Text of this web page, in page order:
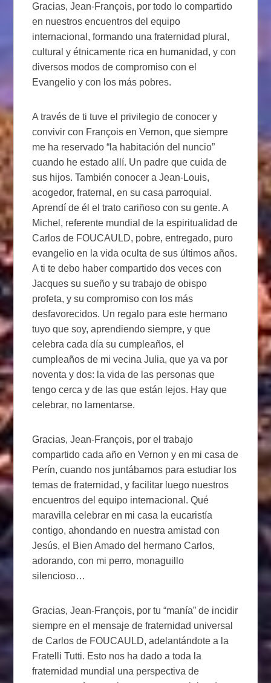
Gracias, Jean-François, por todo lo compartido
en nuestros encuentros del equipo
internacional, formando una fraternidad plural,
cultural y étnicamente rica en humanidad, y con
diversos modos de compromiso con el
Evangelio y con los más pobres.
A través de ti tuve el privilegio de conocer y
convivir con François en Vernon, que siempre
me ha reservado “la habitación del nuncio”
cuando he estado allí. Un padre que cuida de
sus hijos. También conocer a Jean-Louis,
acogedor, fraternal, en su casa parroquial.
Aprendí de él el trato cariñoso con su gente. A
Michel, referente mundial de la espiritualidad de
Carlos de FOUCAULD, pobre, entregado, puro
evangelio en la vida oculta de sus últimos años.
A ti te debo haber compartido dos veces con
Jacques su sueño y su trabajo de obispo
profeta, y su compromiso con los más
desfavorecidos. Un regalo para este hermano
tuyo que soy, aprendiendo siempre, y que
celebra cada día su cumpleaños, el
cumpleaños de mi vecina Julia, que ya va por
noventa y dos: la vida de las personas que
tengo cerca y de las que están lejos. Hay que
celebrar, no lamentarse.
Gracias, Jean-François, por el trabajo
compartido cada año en Vernon y en mi casa de
Perín, cuando nos juntábamos para estudiar los
temas de fraternidad, y facilitar luego nuestros
encuentros del equipo internacional. Qué
maravilla celebrar en mi casa la eucaristía
contigo, ahondando en nuestra amistad con
Jesús, el Bien Amado del hermano Carlos,
adorando, con mi perro, monaguillo
silencioso…
Gracias, Jean-François, por tu “manía” de incidir
siempre en el mensaje de fraternidad universal
de Carlos de FOUCAULD, adelantándote a la
Fratelli Tutti. Esto nos ha dado a toda la
fraternidad mundial una perspectiva de